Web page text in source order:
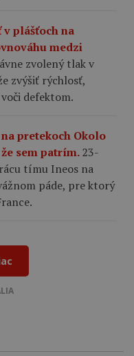
plášťoch na
medzi
zvolený tlak v
zvýšiť rýchlosť,
defektom.
pretekoch Okolo
sem patrím.23-
tímu Ineos na
páde, pre ktorý